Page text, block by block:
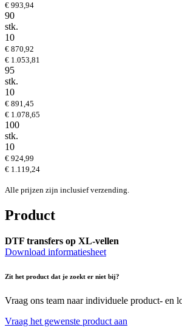
€ 993,94
90
stk.
10
€ 870,92
€ 1.053,81
95
stk.
10
€ 891,45
€ 1.078,65
100
stk.
10
€ 924,99
€ 1.119,24
Alle prijzen zijn inclusief verzending.
Product
DTF transfers op XL-vellen
Download informatiesheet
Zit het product dat je zoekt er niet bij?
Vraag ons team naar individuele product- en
Vraag het gewenste product aan